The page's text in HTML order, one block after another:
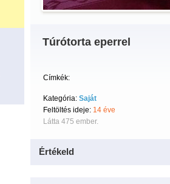
Túrótorta eperrel
Címkék:
Kategória: Saját
Feltöltés ideje: 14 éve
Látta 475 ember.
Értékeld